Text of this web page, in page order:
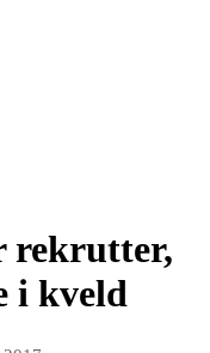
rekrutter,
i kveld